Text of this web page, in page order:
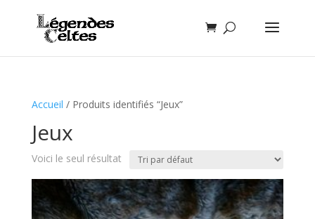
Accueil / Produits identifiés “Jeux”
Jeux
Voici le seul résultat